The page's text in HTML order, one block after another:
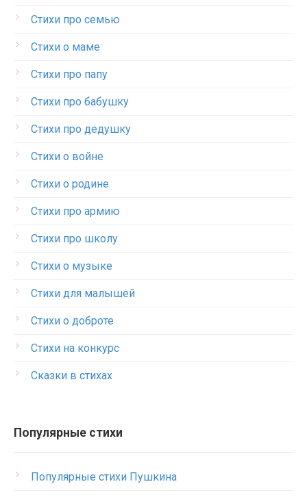
Стихи про семью
Стихи о маме
Стихи про папу
Стихи про бабушку
Стихи про дедушку
Стихи о войне
Стихи о родине
Стихи про армию
Стихи про школу
Стихи о музыке
Стихи для малышей
Стихи о доброте
Стихи на конкурс
Сказки в стихах
Популярные стихи
Популярные стихи Пушкина